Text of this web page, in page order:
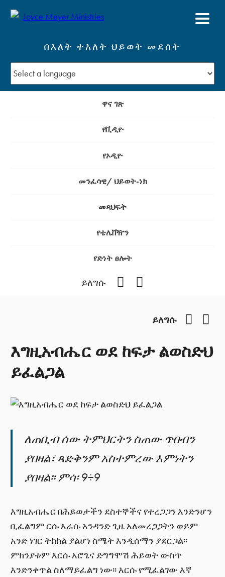
በእለት ተእለት ህይወት መደሰት
ዋና ገጽ
የቪዲዮ
የኦዲዮ
መንፈሳዊ/ ህይወት-ነክ
መጻህፍት
የቴሌቨዥን
የድነት ፀሎት
ይለግሱ
ይለግሱ
እግዚአብሔር ወደ ከፍታ ልወስድህ
ይፈልጋል
ለጠቢብ ሰው ትምህርትን ስጠው ጥበብን
ያበዛል፣ ጻድቅንም አስተምረው እምነትን
ያበዛል፡፡ ምሳ፡ 9÷9
እግዚአብሔር በሕይወታችን ደስተኞችና የተረጋጋን እንድንሆን
ቢፈልግም ርሱ እራሱ አንዳንድ ጊዜ አለመረጋጋትን ወይም
አንድ ነገር ትክክል ያልሆነ ስሜት እንዲሰማን ያደርጋል፡፡
ምክንያቱም እርሱ አሮጌና ድግግሞሽ ሕይወት ውስጥ
እንድንቀጥል ስለማይፈልግ ነው፡፡ እርሱ የሚፈልገው እኛ